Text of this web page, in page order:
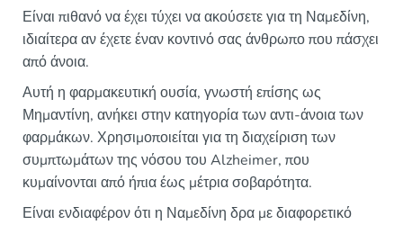
Είναι πιθανό να έχει τύχει να ακούσετε για τη Ναμεδίνη,
ιδιαίτερα αν έχετε έναν κοντινό σας άνθρωπο που πάσχει
από άνοια.
Αυτή η φαρμακευτική ουσία, γνωστή επίσης ως
Μημαντίνη, ανήκει στην κατηγορία των αντι-άνοια των
φαρμάκων. Χρησιμοποιείται για τη διαχείριση των
συμπτωμάτων της νόσου του Alzheimer, που
κυμαίνονται από ήπια έως μέτρια σοβαρότητα.
Είναι ενδιαφέρον ότι η Ναμεδίνη δρα με διαφορετικό